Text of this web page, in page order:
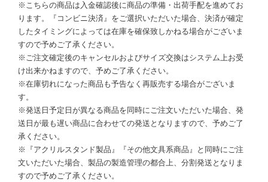
※こちらの商品は入金確認後に商品の準備・出荷手配を進めてお
ります。『コンビニ決済』をご選択いただいた場合、決済が確定
したタイミングによっては在庫を確保致しかねる場合がございま
すので予めご了承ください。
※ご注文確定後のキャンセルおよびサイズ交換はシステム上お受
け出来かねますので、予めご了承ください。
※在庫切れになった商品も予告なく再販売する場合がございま
す。
※発送日予定日が異なる商品を同時にご注文いただいた場合、発
送日が最も遅い商品に合わせての発送となりますので、予めご了
承ください。
※『アクリルスタンド製品』『その他文具系商品』と同時にご注
文いただいた場合、製品の製造管理の都合上、分割発送となりま
すので予めご了承ください。